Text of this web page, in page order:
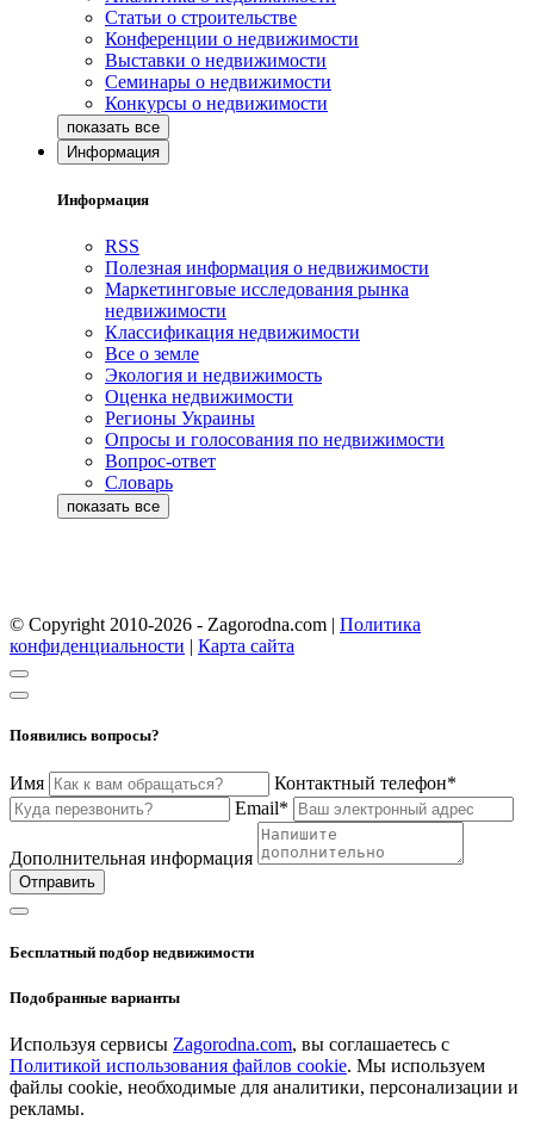
Статьи о строительстве
Конференции о недвижимости
Выставки о недвижимости
Семинары о недвижимости
Конкурсы о недвижимости
Информация
Информация
RSS
Полезная информация о недвижимости
Маркетинговые исследования рынка
недвижимости
Классификация недвижимости
Все о земле
Экология и недвижимость
Оценка недвижимости
Регионы Украины
Опросы и голосования по недвижимости
Вопрос-ответ
Словарь
© Copyright 2010-2026 - Zagorodna.com | Политика
конфиденциальности | Карта сайта
Появились вопросы?
Имя
Контактный телефон*
Email*
Дополнительная информация
Отправить
Бесплатный подбор недвижимости
Подобранные варианты
Используя сервисы Zagorodna.com, вы соглашаетесь с
Политикой использования файлов cookie. Мы используем
файлы cookie, необходимые для аналитики, персонализации и
рекламы.